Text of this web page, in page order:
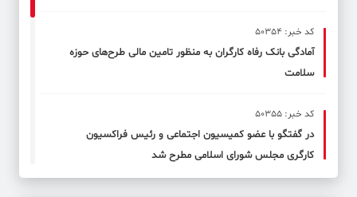
کد خبر: 50354
آمادگی بانک رفاه کارگران به منظور تامین مالی طرح‌های حوزه
سلامت
کد خبر: 50355
در گفتگو با عضو کمیسیون اجتماعی و رئیس فراکسیون
کارگری مجلس شورای اسلامی مطرح شد